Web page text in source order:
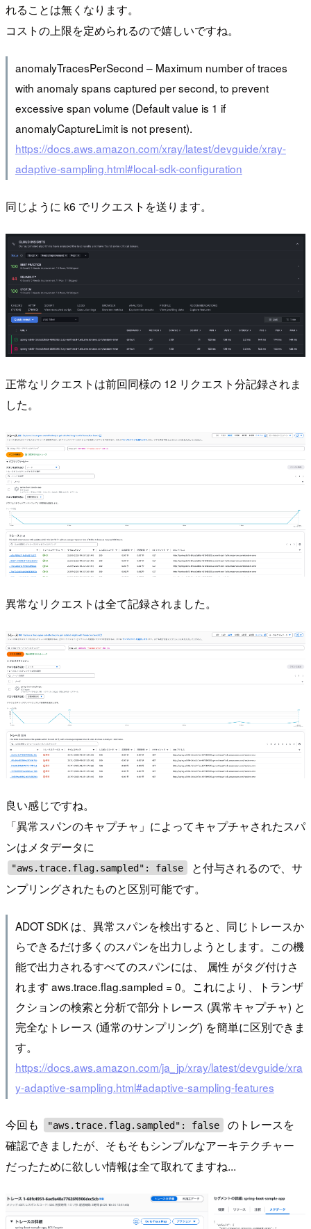
れることは無くなります。
コストの上限を定められるので嬉しいですね。
anomalyTracesPerSecond – Maximum number of traces
with anomaly spans captured per second, to prevent
excessive span volume (Default value is 1 if
anomalyCaptureLimit is not present).
https://docs.aws.amazon.com/xray/latest/devguide/xray-
adaptive-sampling.html#local-sdk-configuration
同じように k6 でリクエストを送ります。
正常なリクエストは前回同様の 12 リクエスト分記録されま
した。
異常なリクエストは全て記録されました。
良い感じですね。
「異常スパンのキャプチャ」によってキャプチャされたスパ
ンはメタデータに
"aws.trace.flag.sampled": false
と付与されるので、サ
ンプリングされたものと区別可能です。
ADOT SDK は、異常スパンを検出すると、同じトレースか
らできるだけ多くのスパンを出力しようとします。この機
能で出力されるすべてのスパンには、 属性 がタグ付けさ
れます aws.trace.flag.sampled = 0。これにより、トランザ
クションの検索と分析で部分トレース (異常キャプチャ) と
完全なトレース (通常のサンプリング) を簡単に区別できま
す。
https://docs.aws.amazon.com/ja_jp/xray/latest/devguide/xra
y-adaptive-sampling.html#adaptive-sampling-features
今回も "aws.trace.flag.sampled": false
のトレースを
確認できましたが、そもそもシンプルなアーキテクチャー
だったために欲しい情報は全て取れてますね...